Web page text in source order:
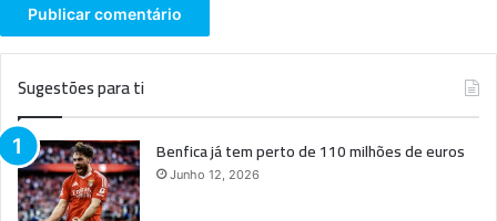
Sugestões para ti
Benfica já tem perto de 110 milhões de euros
Junho 12, 2026